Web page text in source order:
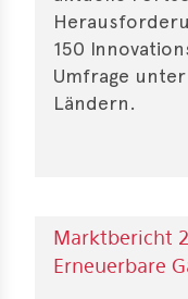
150
Umfrage
Ländern.
Marktbericht
Erneuerbare